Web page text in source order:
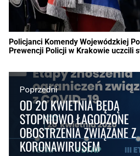
Policjanci Komendy Wojewódzkiej
Prewencji Policji w Krakowie uczcili
Poprzedni
OD 20 KWIETNIA BĘDĄ
STOPNIOWO ŁAGODZONE
OBOSTRZENIA ZWIĄZANE Z
KORONAWIRUSEM